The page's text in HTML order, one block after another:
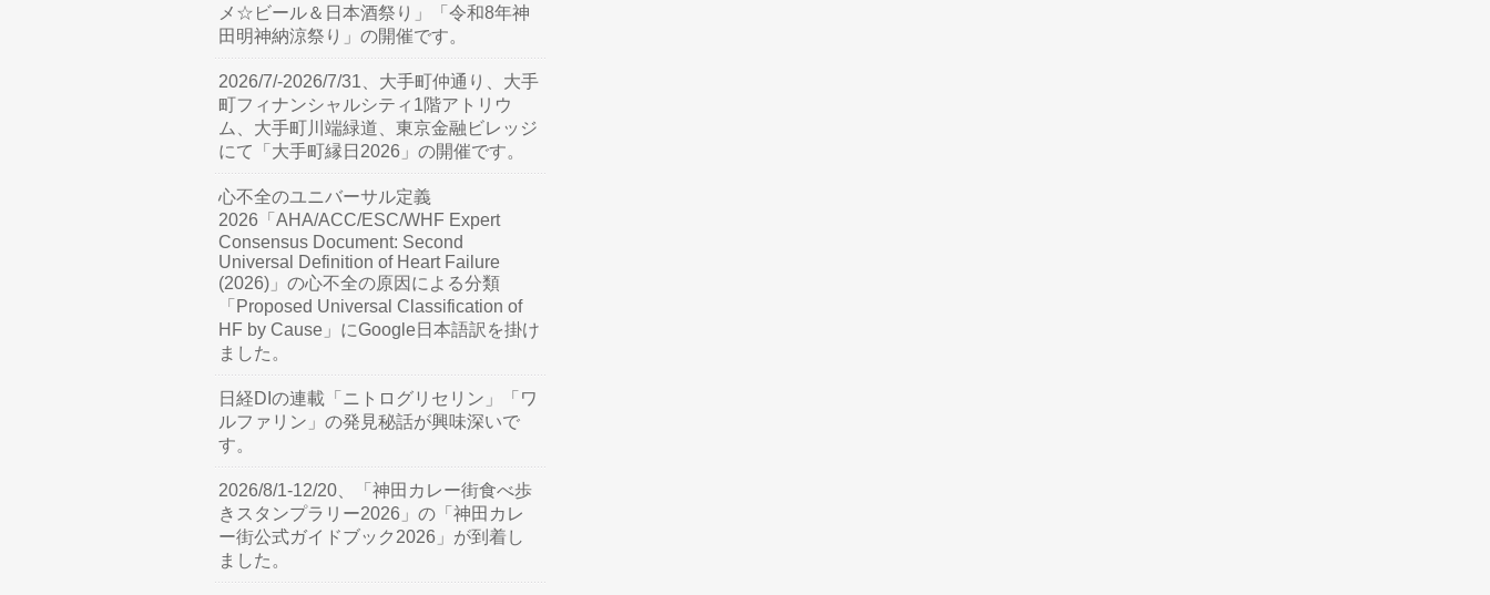
メ☆ビール＆日本酒祭り」「令和8年神
田明神納涼祭り」の開催です。
2026/7/-2026/7/31、大手町仲通り、大手
町フィナンシャルシティ1階アトリウ
ム、大手町川端緑道、東京金融ビレッジ
にて「大手町縁日2026」の開催です。
心不全のユニバーサル定義
2026「AHA/ACC/ESC/WHF Expert
Consensus Document: Second
Universal Definition of Heart Failure
(2026)」の心不全の原因による分類
「Proposed Universal Classification of
HF by Cause」にGoogle日本語訳を掛け
ました。
日経DIの連載「ニトログリセリン」「ワ
ルファリン」の発見秘話が興味深いで
す。
2026/8/1-12/20、「神田カレー街食べ歩
きスタンプラリー2026」の「神田カレ
ー街公式ガイドブック2026」が到着し
ました。